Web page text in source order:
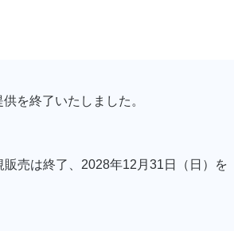
を終了いたしました。
売は終了、2028年12月31日（日）を